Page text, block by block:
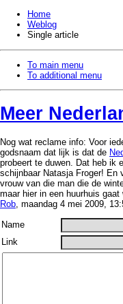
Home
Weblog
Single article
To main menu
To additional menu
Meer
Nog wat reclame info: Voor
godsnaam dat lijk is dat de
probeert te duwen. Dat heb ik
schijnbaar Natasja Froger! En
vrouw van die man die de
maar hier in een huurhuis
Rob, maandag 4 mei 2009,
Name
Link